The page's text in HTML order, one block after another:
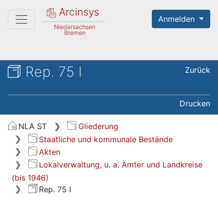
Arcinsys
Niedersachsen
Bremen
Anmelden
Rep. 75 I Zurück
Drucken
NLA ST
Gliederung
Staatliche und kommunale Bestände
Akten
Lokalverwaltung, u. a. Ämter und Landkreise
(bis 1946)
Rep. 75 I